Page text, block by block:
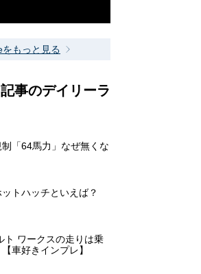
もっと見る
事のデイリーラ
「64馬力」なぜ無くな
トハッチといえば？
ト ワークスの走りは乗
車好きインプレ】